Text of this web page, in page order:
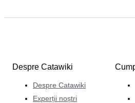
Despre Catawiki
Despre Catawiki
Experții noștri